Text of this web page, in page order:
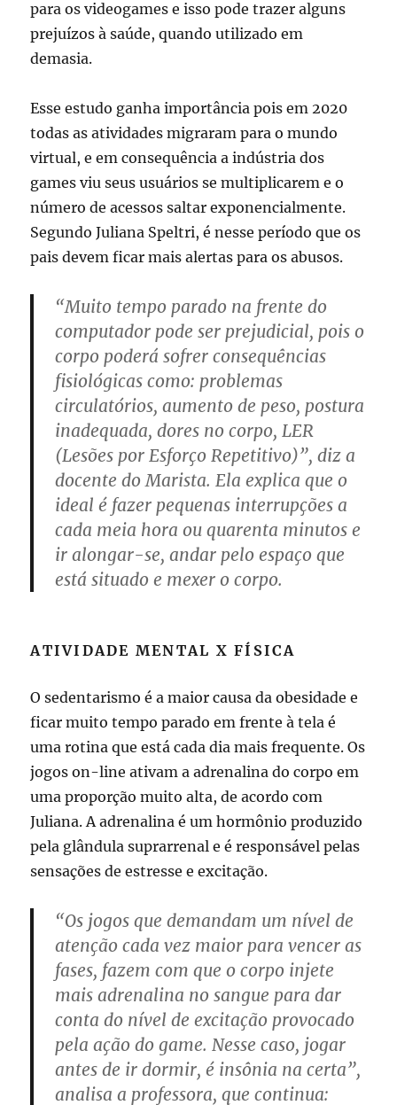
para os videogames e isso pode trazer alguns
prejuízos à saúde, quando utilizado em
demasia.
Esse estudo ganha importância pois em 2020
todas as atividades migraram para o mundo
virtual, e em consequência a indústria dos
games viu seus usuários se multiplicarem e o
número de acessos saltar exponencialmente.
Segundo Juliana Speltri, é nesse período que os
pais devem ficar mais alertas para os abusos.
“Muito tempo parado na frente do
computador pode ser prejudicial, pois o
corpo poderá sofrer consequências
fisiológicas como: problemas
circulatórios, aumento de peso, postura
inadequada, dores no corpo, LER
(Lesões por Esforço Repetitivo)”, diz a
docente do Marista. Ela explica que o
ideal é fazer pequenas interrupções a
cada meia hora ou quarenta minutos e
ir alongar-se, andar pelo espaço que
está situado e mexer o corpo.
ATIVIDADE MENTAL X FÍSICA
O sedentarismo é a maior causa da obesidade e
ficar muito tempo parado em frente à tela é
uma rotina que está cada dia mais frequente. Os
jogos on-line ativam a adrenalina do corpo em
uma proporção muito alta, de acordo com
Juliana. A adrenalina é um hormônio produzido
pela glândula suprarrenal e é responsável pelas
sensações de estresse e excitação.
“Os jogos que demandam um nível de
atenção cada vez maior para vencer as
fases, fazem com que o corpo injete
mais adrenalina no sangue para dar
conta do nível de excitação provocado
pela ação do game. Nesse caso, jogar
antes de ir dormir, é insônia na certa”,
analisa a professora, que continua: